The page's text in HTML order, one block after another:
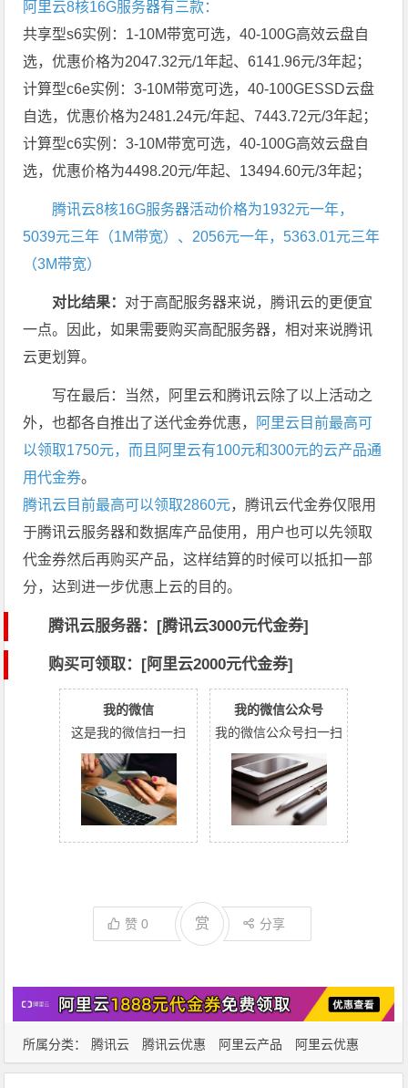
阿里云8核16G服务器有三款：
共享型s6实例：1-10M带宽可选，40-100G高效云盘自
选，优惠价格为2047.32元/1年起、6141.96元/3年起；
计算型c6e实例：3-10M带宽可选，40-100GESSD云盘
自选，优惠价格为2481.24元/年起、7443.72元/3年起；
计算型c6实例：3-10M带宽可选，40-100G高效云盘自
选，优惠价格为4498.20元/年起、13494.60元/3年起；
腾讯云8核16G服务器活动价格为1932元一年，
5039元三年（1M带宽）、2056元一年，5363.01元三年
（3M带宽）
对比结果： 对于高配服务器来说，腾讯云的更便宜
一点。因此，如果需要购买高配服务器，相对来说腾讯
云更划算。
写在最后：当然，阿里云和腾讯云除了以上活动之
外，也都各自推出了送代金券优惠，
阿里云目前最高可
以领取1750元，而且阿里云有100元和300元的云产品通
用代金券。
腾讯云目前最高可以领取2860元，腾讯云代金券仅限用
于腾讯云服务器和数据库产品使用，用户也可以先领取
代金券然后再购买产品，这样结算的时候可以抵扣一部
分，达到进一步优惠上云的目的。
腾讯云服务器：[腾讯云3000元代金券]
购买可领取：[阿里云2000元代金券]
我的微信
这是我的微信扫一扫
我的微信公众号
我的微信公众号扫一扫
赞0 赏 分享
所属分类： 腾讯云 腾讯云优惠 阿里云产品 阿里云优惠